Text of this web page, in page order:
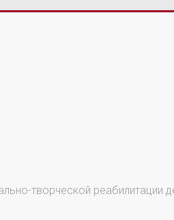
творческой реабилитации